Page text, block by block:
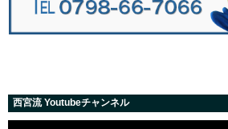
西宮流 Youtubeチャンネル